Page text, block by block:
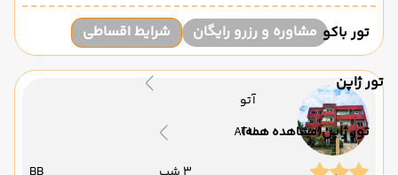
تور باکو
تور ژاپن
تور ژاپن(مشاهده همه)
مشاوره و رزرو رایگان شرایط اقساطی
آتو
ATU